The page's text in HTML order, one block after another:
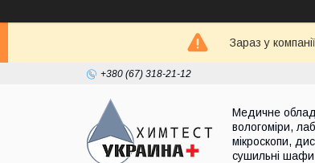
Зараз у
+380 (67) 318-21-12
Медичне
вологоміри,
мікроскопи,
сушильні